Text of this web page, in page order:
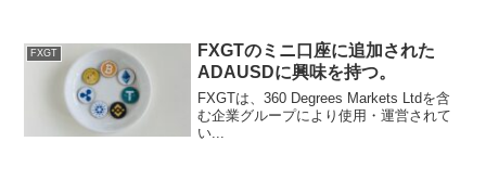
FXGT
FXGTのミニ口座に追加された
ADAUSDに興味を持つ。
FXGTは、360 Degrees Markets Ltdを含
む企業グループにより使用・運営されて
い...